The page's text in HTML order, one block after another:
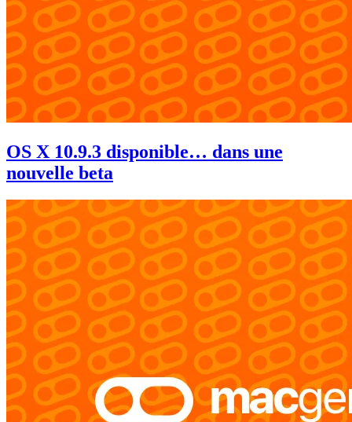
OS X 10.9.3 disponible… dans une
nouvelle beta